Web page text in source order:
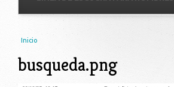
Usted está aquí
Inicio
busqueda.png